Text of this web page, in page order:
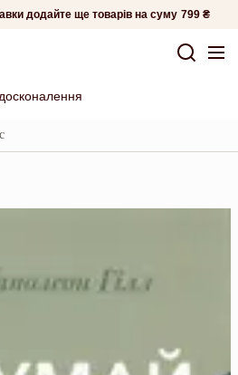
додайте ще товарів на суму 799 ₴